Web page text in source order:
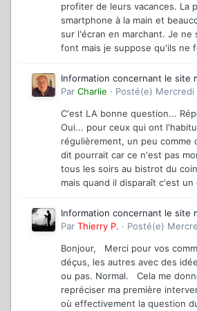
profiter de leurs vacances. La
smartphone à la main et
sur l'écran en marchant. Je ne
font mais je suppose qu'ils ne
Information concernant le site
Par Charlie · Posté(e) Mercredi
C'est LA bonne question...
Oui... pour ceux qui ont
régulièrement, un peu comme
dit pourrait car ce n'est pas
tous les soirs au bistrot du
mais quand il disparaît c'est
Information concernant le site
Par Thierry P. · Posté(e)
Bonjour, Merci pour vos
déçus, les autres avec des
ou pas. Normal. Cela me
repréciser ma première
où effectivement la question